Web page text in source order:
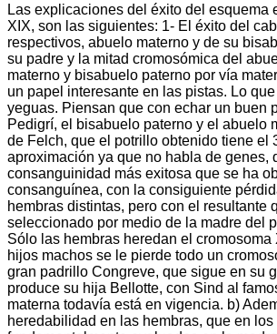
Las explicaciones del éxito del
XIX, son las siguientes: 1- El éxito del
respectivos, abuelo materno y de su
su padre y la mitad cromosómica del
materno y bisabuelo paterno por vía
un papel interesante en las pistas. Lo
yeguas. Piensan que con echar un buen
Pedigrí, el bisabuelo paterno y el abuelo
de Felch, que el potrillo obtenido tiene el
aproximación ya que no habla de genes,
consanguinidad más exitosa que se ha
consanguínea, con la consiguiente
hembras distintas, pero con el
seleccionado por medio de la madre del
Sólo las hembras heredan el
hijos machos se le pierde todo un
gran padrillo Congreve, que sigue en su
produce su hija Bellotte, con Sind al
materna todavía está en vigencia. b)
heredabilidad en las hembras, que en